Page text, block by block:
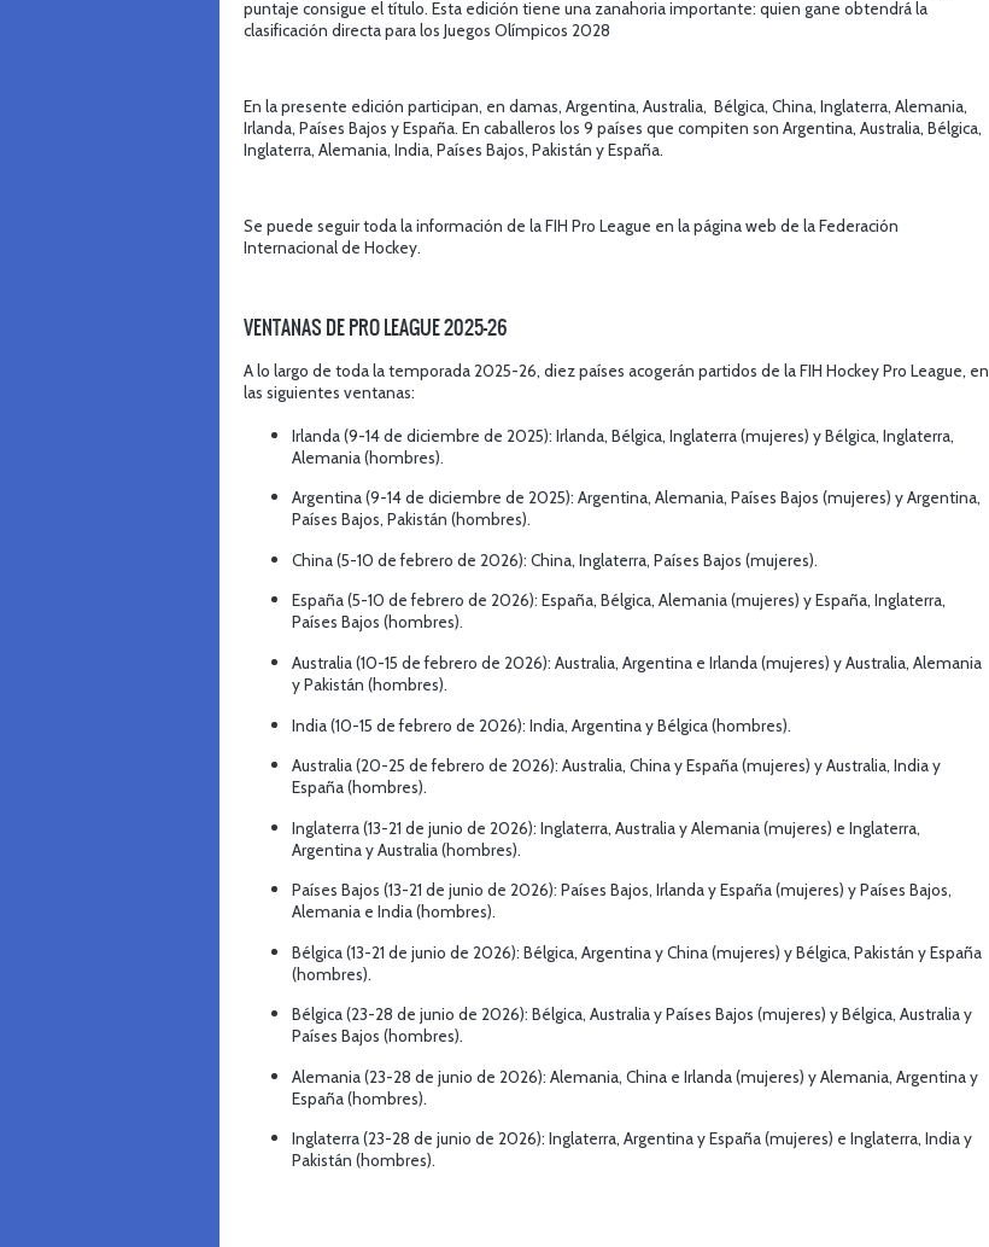
puntaje consigue el título. Esta edición tiene una zanahoria importante: quien gane obtendrá la
clasificación directa para los Juegos Olímpicos 2028
En la presente edición participan, en damas, Argentina, Australia, Bélgica, China, Inglaterra, Alemania,
Irlanda, Países Bajos y España. En caballeros los 9 países que compiten son Argentina, Australia, Bélgica,
Inglaterra, Alemania, India, Países Bajos, Pakistán y España.
Se puede seguir toda la información de la FIH Pro League en la página web de la Federación
Internacional de Hockey.
VENTANAS DE PRO LEAGUE 2025-26
A lo largo de toda la temporada 2025-26, diez países acogerán partidos de la FIH Hockey Pro League, en
las siguientes ventanas:
Irlanda (9-14 de diciembre de 2025): Irlanda, Bélgica, Inglaterra (mujeres) y Bélgica, Inglaterra,
Alemania (hombres).
Argentina (9-14 de diciembre de 2025): Argentina, Alemania, Países Bajos (mujeres) y Argentina,
Países Bajos, Pakistán (hombres).
China (5-10 de febrero de 2026): China, Inglaterra, Países Bajos (mujeres).
España (5-10 de febrero de 2026): España, Bélgica, Alemania (mujeres) y España, Inglaterra,
Países Bajos (hombres).
Australia (10-15 de febrero de 2026): Australia, Argentina e Irlanda (mujeres) y Australia, Alemania
y Pakistán (hombres).
India (10-15 de febrero de 2026): India, Argentina y Bélgica (hombres).
Australia (20-25 de febrero de 2026): Australia, China y España (mujeres) y Australia, India y
España (hombres).
Inglaterra (13-21 de junio de 2026): Inglaterra, Australia y Alemania (mujeres) e Inglaterra,
Argentina y Australia (hombres).
Países Bajos (13-21 de junio de 2026): Países Bajos, Irlanda y España (mujeres) y Países Bajos,
Alemania e India (hombres).
Bélgica (13-21 de junio de 2026): Bélgica, Argentina y China (mujeres) y Bélgica, Pakistán y España
(hombres).
Bélgica (23-28 de junio de 2026): Bélgica, Australia y Países Bajos (mujeres) y Bélgica, Australia y
Países Bajos (hombres).
Alemania (23-28 de junio de 2026): Alemania, China e Irlanda (mujeres) y Alemania, Argentina y
España (hombres).
Inglaterra (23-28 de junio de 2026): Inglaterra, Argentina y España (mujeres) e Inglaterra, India y
Pakistán (hombres).